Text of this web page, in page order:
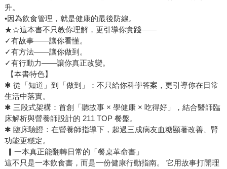
升。
•因為飲食管理，就是健康的最後防線。
★☆這本書不只教你理解，更引導你實踐——
✓有故事——讓你看懂。
✓有方法——讓你做到。
✓有行動力——讓你真正改變。
【本書特色】
✱ 從「知道」到「做到」：不只給你科學答案，更引導你在日常
生活中落實。
✱ 三段式架構：首創「聽故事 × 學健康 × 吃得好」，結合醫師臨
床解析與營養師設計的 211 TOP 餐盤。
✱ 臨床驗證：在營養師指導下，超過三成病友血糖顯著改善、腎
功能更穩定。
▎一本真正能翻轉日常的「餐桌革命書」
這不只是一本飲食書，而是一份健康行動指南。 它用故事打開理